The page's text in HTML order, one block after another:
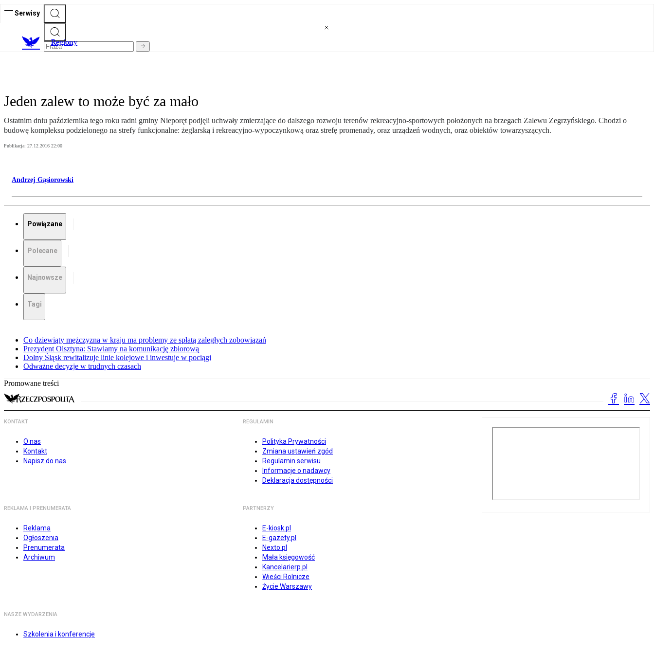
Serwisy
Regiony
Jeden zalew to może być za mało
Ostatnim dniu października tego roku radni gminy Nieporęt podjęli uchwały zmierzające do dalszego rozwoju terenów rekreacyjno-sportowych położonych na brzegach Zalewu Zegrzyńskiego. Chodzi o
budowę kompleksu podzielonego na strefy funkcjonalne: żeglarską i rekreacyjno-wypoczynkową oraz strefę promenady, oraz urządzeń wodnych, oraz obiektów towarzyszących.
Publikacja: 27.12.2016 22:00
Andrzej Gąsiorowski
Powiązane
Polecane
Najnowsze
Tagi
Co dziewiąty mężczyzna w kraju ma problemy ze spłatą zaległych zobowiązań
Prezydent Olsztyna: Stawiamy na komunikację zbiorową
Dolny Śląsk rewitalizuje linie kolejowe i inwestuje w pociągi
Odważne decyzje w trudnych czasach
Promowane treści
KONTAKT
O nas
Kontakt
Napisz do nas
REGULAMIN
Polityka Prywatności
Zmiana ustawień zgód
Regulamin serwisu
Informacje o nadawcy
Deklaracja dostępności
REKLAMA I PRENUMERATA
Reklama
Ogłoszenia
Prenumerata
Archiwum
PARTNERZY
E-kiosk.pl
E-gazety.pl
Nexto.pl
Mała księgowość
Kancelarierp.pl
Wieści Rolnicze
Życie Warszawy
NASZE WYDARZENIA
Szkolenia i konferencje